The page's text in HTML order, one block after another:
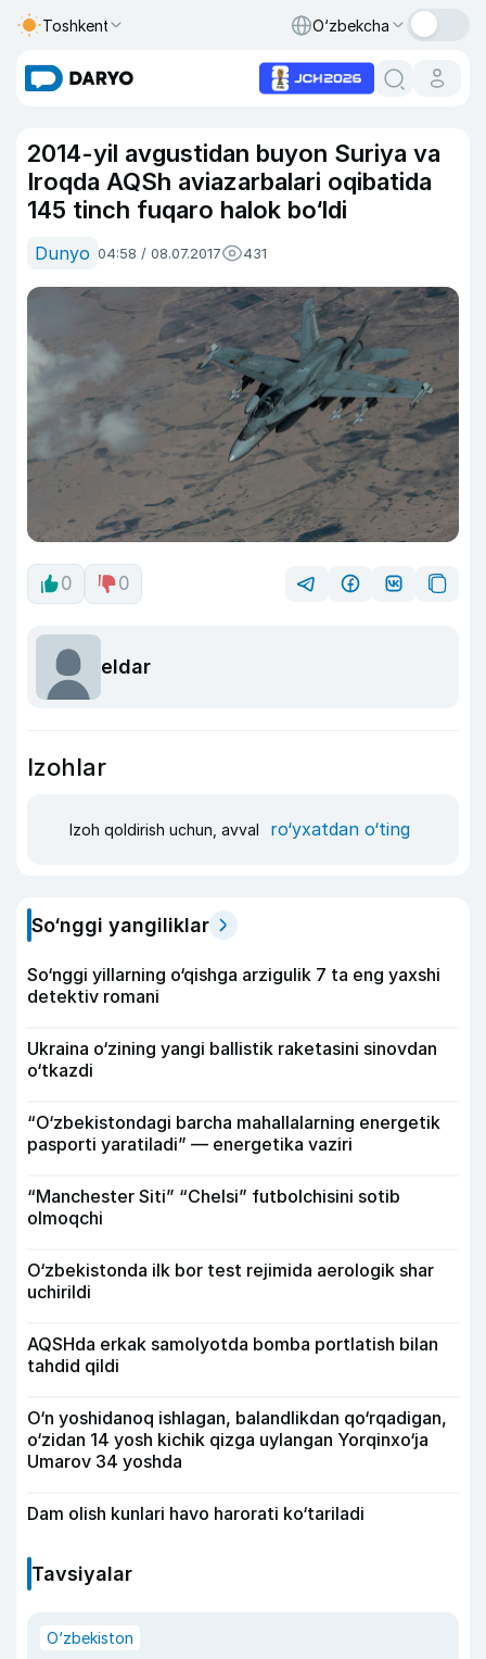
Toshkent O‘zbekcha
2014-yil avgustidan buyon Suriya va
Iroqda AQSh aviazarbalari oqibatida
145 tinch fuqaro halok bo‘ldi
Dunyo 04:58 / 08.07.2017 431
0 0
eldar
Izohlar
Izoh qoldirish uchun, avval ro‘yxatdan o‘ting
So‘nggi yangiliklar
So‘nggi yillarning o‘qishga arzigulik 7 ta eng yaxshi
detektiv romani
Ukraina o‘zining yangi ballistik raketasini sinovdan
o‘tkazdi
“O‘zbekistondagi barcha mahallalarning energetik
pasporti yaratiladi” — energetika vaziri
“Manchester Siti” “Chelsi” futbolchisini sotib
olmoqchi
O‘zbekistonda ilk bor test rejimida aerologik shar
uchirildi
AQSHda erkak samolyotda bomba portlatish bilan
tahdid qildi
O‘n yoshidanoq ishlagan, balandlikdan qo‘rqadigan,
o‘zidan 14 yosh kichik qizga uylangan Yorqinxo‘ja
Umarov 34 yoshda
Dam olish kunlari havo harorati ko‘tariladi
Tavsiyalar
O‘zbekiston